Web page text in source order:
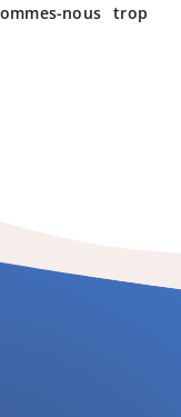
nous trop